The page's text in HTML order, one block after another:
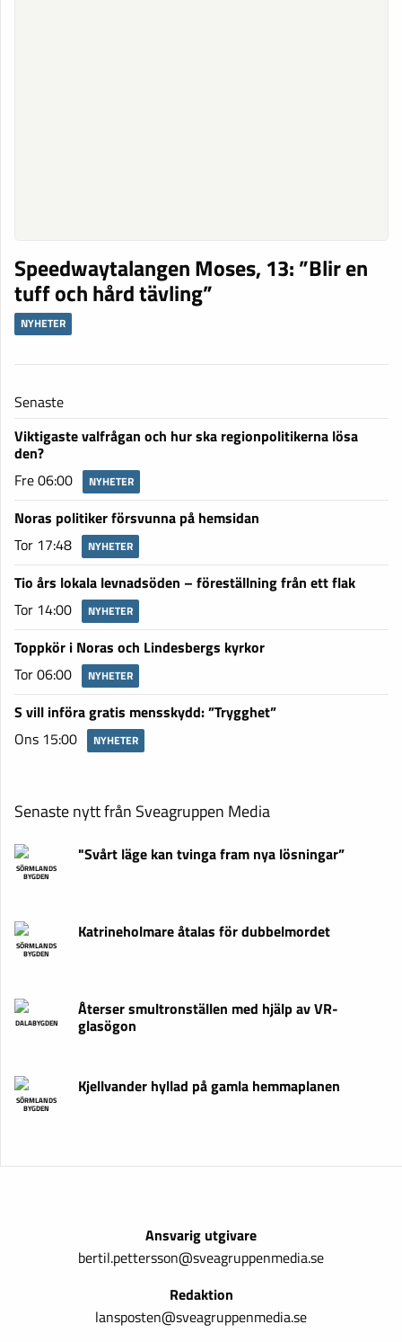
Speedwaytalangen Moses, 13: ”Blir en
tuff och hård tävling”
NYHETER
Senaste
Viktigaste valfrågan och hur ska regionpolitikerna lösa
den?
Fre 06:00
NYHETER
Noras politiker försvunna på hemsidan
Tor 17:48
NYHETER
Tio års lokala levnadsöden – föreställning från ett flak
Tor 14:00
NYHETER
Toppkör i Noras och Lindesbergs kyrkor
Tor 06:00
NYHETER
S vill införa gratis mensskydd: ”Trygghet”
Ons 15:00
NYHETER
Senaste nytt från Sveagruppen Media
SÖRMLANDS
BYGDEN
"Svårt läge kan tvinga fram nya lösningar”
SÖRMLANDS
BYGDEN
Katrineholmare åtalas för dubbelmordet
DALABYGDEN
Återser smultronställen med hjälp av VR-
glasögon
SÖRMLANDS
BYGDEN
Kjellvander hyllad på gamla hemmaplanen
Ansvarig utgivare
bertil.pettersson@sveagruppenmedia.se
Redaktion
lansposten@sveagruppenmedia.se